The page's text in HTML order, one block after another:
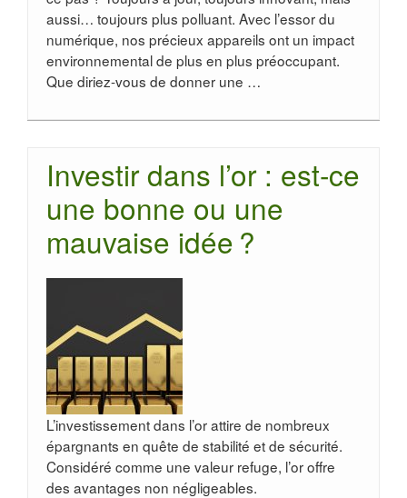
aussi… toujours plus polluant. Avec l’essor du
numérique, nos précieux appareils ont un impact
environnemental de plus en plus préoccupant.
Que diriez-vous de donner une …
Investir dans l’or : est-ce
une bonne ou une
mauvaise idée ?
L’investissement dans l’or attire de nombreux
épargnants en quête de stabilité et de sécurité.
Considéré comme une valeur refuge, l’or offre
des avantages non négligeables.